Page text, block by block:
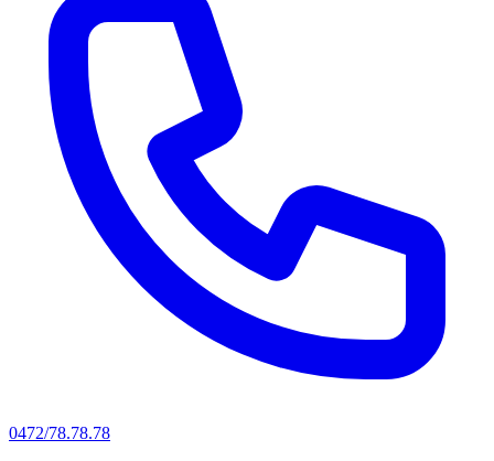
0472/78.78.78